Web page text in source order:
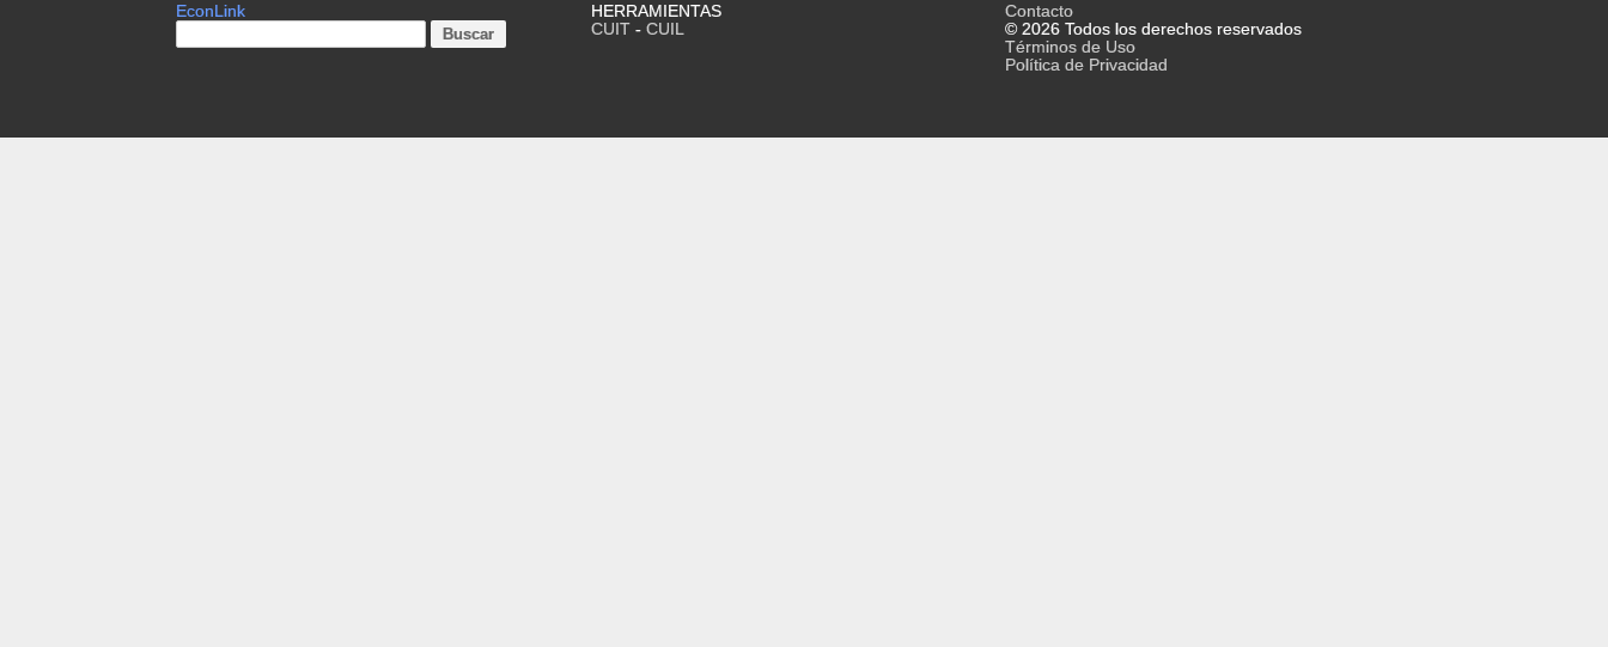
EconLink
HERRAMIENTAS
CUIT- CUIL
Contacto
© 2026 Todos los derechos reservados
Términos de Uso
Política de Privacidad